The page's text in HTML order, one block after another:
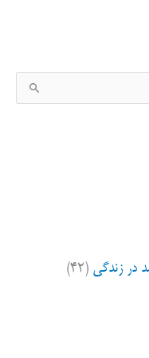
در زندگی (۴۲)